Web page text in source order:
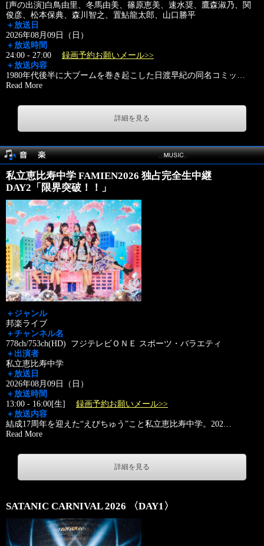
[声の出演]白鳥由里、冬馬由美、篠原恵美、速水奨、鷹森淑乃、関
俊彦、松本保典、森川智之、置鮎龍太郎、山口勝平
＋放送日
2026年08月09日（日）
＋放送時間
24:00 - 27:00 録画予約お願いメール>>
＋放送内容
1980年代後半に大ブームを巻き起こした日渡早紀の同名コミッ …
Read More
詳細を見る
私立恵比寿中学 FAMIEN2026 独占完全生中継
DAY2「限界突破！！」
＋ジャンル
邦楽ライブ
＋チャンネル名
778ch/753ch(HD) フジテレビＯＮＥ スポーツ・バラエティ
＋出演者
私立恵比寿中学
＋放送日
2026年08月09日（日）
＋放送時間
13:00 - 16:00[生] 録画予約お願いメール>>
＋放送内容
結成17周年を迎えた“えびちゅう”こと私立恵比寿中学。202…
Read More
詳細を見る
SATANIC CARNIVAL 2026 〈DAY1〉